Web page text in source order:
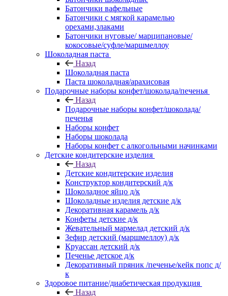
Батончики вафельные
Батончики с мягкой карамелью
орехами,злаками
Батончики нуговые/ марципановые/
кокосовые/суфле/маршмеллоу
Шоколадная паста
Назад
Шоколадная паста
Паста шоколадная/арахисовая
Подарочные наборы конфет/шоколада/печенья
Назад
Подарочные наборы конфет/шоколада/
печенья
Наборы конфет
Наборы шоколада
Наборы конфет с алкогольными начинками
Детские кондитерские изделия
Назад
Детские кондитерские изделия
Конструктор кондитерский д/к
Шоколадное яйцо д/к
Шоколадные изделия детские д/к
Декоративная карамель д/к
Конфеты детские д/к
Жевательный мармелад детский д/к
Зефир детский (маршмеллоу) д/к
Круассан детский д/к
Печенье детское д/к
Декоративный пряник /печенье/кейк попс д/
к
Здоровое питание/диабетическая продукция
Назад